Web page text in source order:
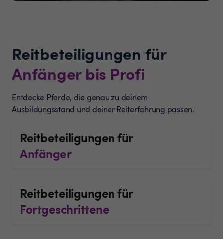
Reitbeteiligungen für
Anfänger bis Profi
Entdecke Pferde, die genau zu deinem
Ausbildungsstand und deiner Reiterfahrung passen.
Reitbeteiligungen für
Anfänger
Reitbeteiligungen für
Fortgeschrittene